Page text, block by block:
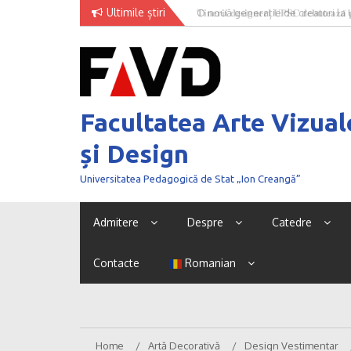
Ultimile știri O nouă generație de creatori la
Facultatea Arte
și Design
Universitatea Pedagogică de Stat „Ion Creangă”
Admitere Despre Catedre
Contacte Romanian
Home Artă Decorativă Design Vestimentar